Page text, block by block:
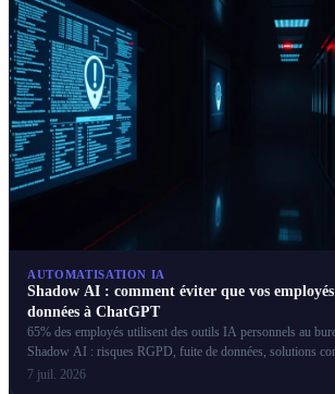
AUTOMATISATION IA
Shadow AI : comment éviter que vos employés
données à ChatGPT
65% des employés utilisent des outils IA personnels au
Shadow AI : risques RGPD, fuite de données, solutions
françaises.
7 juil. 2026